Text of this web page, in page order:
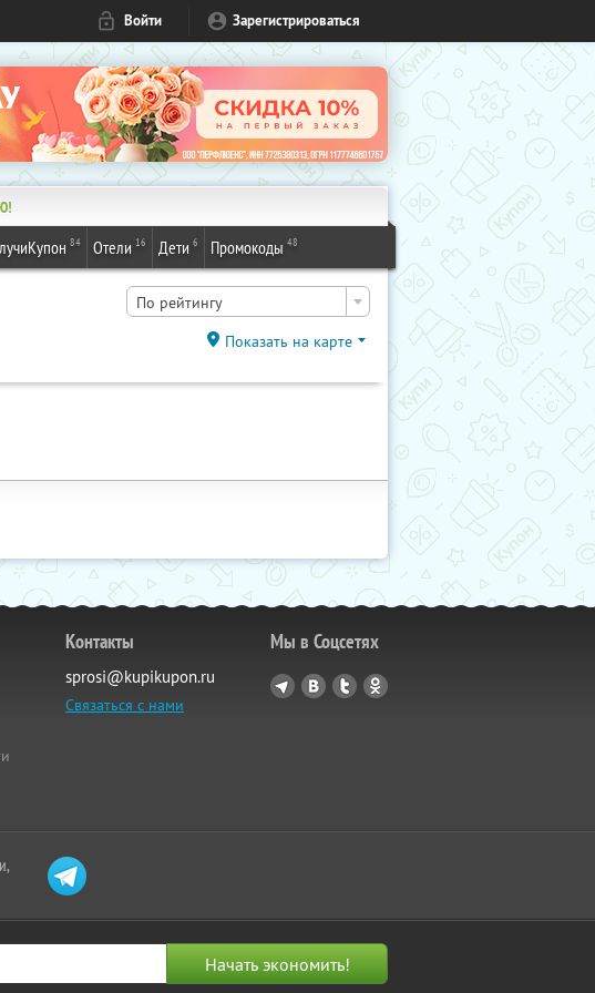
Войти Зарегистрироваться
84 Отели 16 Дети 6 Промокоды 48
По рейтингу
Показать на карте
Контакты
sprosi@kupikupon.ru
Связаться с нами
Мы в Соцсетях